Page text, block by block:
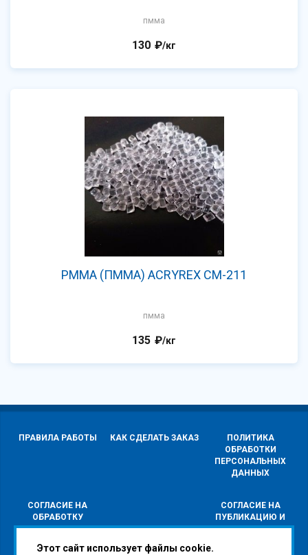
пмма
130 ₽/кг
PMMA (ПММА) ACRYREX CM-211
пмма
135 ₽/кг
ПРАВИЛА РАБОТЫ КАК СДЕЛАТЬ ЗАКАЗ
ПОЛИТИКА
ОБРАБОТКИ
ПЕРСОНАЛЬНЫХ
ДАННЫХ
СОГЛАСИЕ НА
ОБРАБОТКУ
ПЕРСОНАЛЬНЫХ
СОГЛАСИЕ НА
ПУБЛИКАЦИЮ И
РАСПРОСТРАНЕНИЕ
Этот сайт использует файлы cookie.